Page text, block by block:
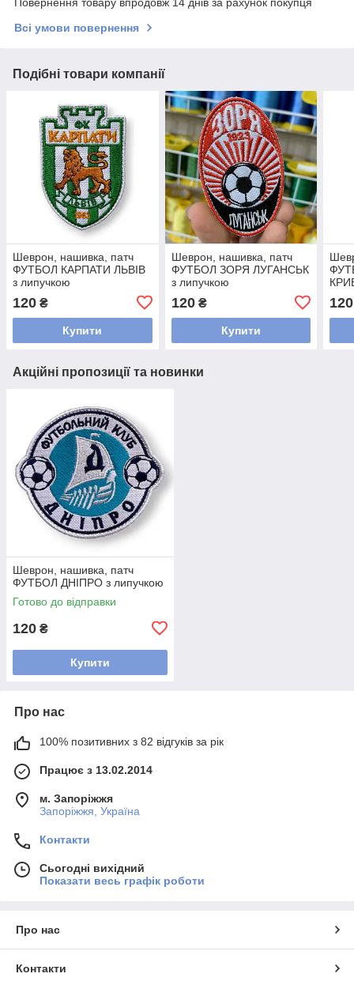
Повернення товару впродовж 14 днів за рахунок покупця
Всі умови повернення
Подібні товари компанії
Шеврон, нашивка, патч
ФУТБОЛ КАРПАТИ ЛЬВІВ
з липучкою
120 ₴
Купити
Шеврон, нашивка, патч
ФУТБОЛ ЗОРЯ ЛУГАНСЬК
з липучкою
120₴
Купити
120
Акційні пропозиції та новинки
Шеврон, нашивка, патч
ФУТБОЛ ДНІПРО з липучкою
Готово до відправки
120 ₴
Купити
Про нас
100% позитивних з 82 відгуків за рік
Працює з 13.02.2014
м. Запоріжжя
Запоріжжя, Україна
Контакти
Сьогодні вихідний
Показати весь графік роботи
Про нас
Контакти